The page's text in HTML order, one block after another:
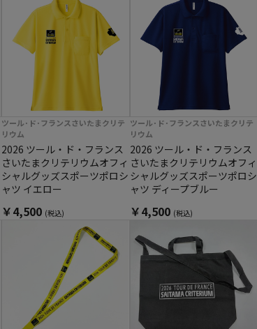
ツール･ド･フランスさいたまクリテ
リウム
2026 ツール・ド・フランス
さいたまクリテリウムオフィ
シャルグッズスポーツポロシ
ャツ イエロー
￥4,500 (税込)
ツール･ド･フランスさいたまクリテ
リウム
2026 ツール・ド・フランス
さいたまクリテリウムオフィ
シャルグッズスポーツポロシ
ャツ ディープブルー
￥4,500 (税込)